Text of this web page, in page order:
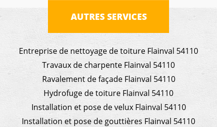
AUTRES SERVICES
Entreprise de nettoyage de toiture Flainval 54110
Travaux de charpente Flainval 54110
Ravalement de façade Flainval 54110
Hydrofuge de toiture Flainval 54110
Installation et pose de velux Flainval 54110
Installation et pose de gouttières Flainval 54110